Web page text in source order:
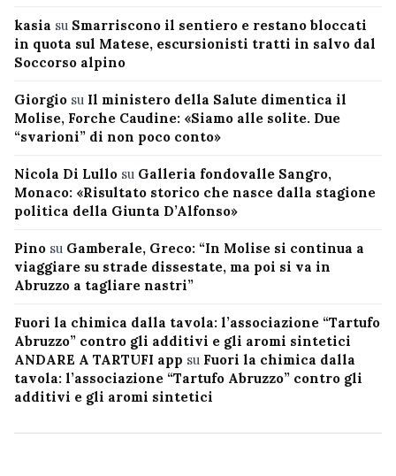
kasia su Smarriscono il sentiero e restano bloccati
in quota sul Matese, escursionisti tratti in salvo dal
Soccorso alpino
Giorgio su Il ministero della Salute dimentica il
Molise, Forche Caudine: «Siamo alle solite. Due
“svarioni” di non poco conto»
Nicola Di Lullo su Galleria fondovalle Sangro,
Monaco: «Risultato storico che nasce dalla stagione
politica della Giunta D’Alfonso»
Pino su Gamberale, Greco: “In Molise si continua a
viaggiare su strade dissestate, ma poi si va in
Abruzzo a tagliare nastri”
Fuori la chimica dalla tavola: l’associazione “Tartufo
Abruzzo” contro gli additivi e gli aromi sintetici
ANDARE A TARTUFI app su Fuori la chimica dalla
tavola: l’associazione “Tartufo Abruzzo” contro gli
additivi e gli aromi sintetici